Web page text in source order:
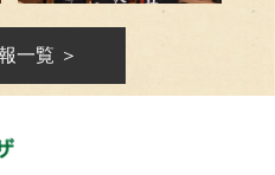
一覧 ＞